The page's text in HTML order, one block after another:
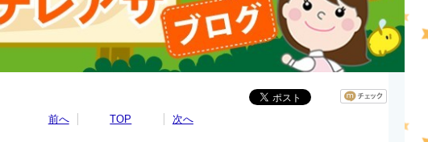
前へ TOP 次へ